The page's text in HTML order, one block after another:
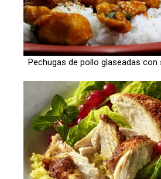
Pechugas de pollo glaseadas con